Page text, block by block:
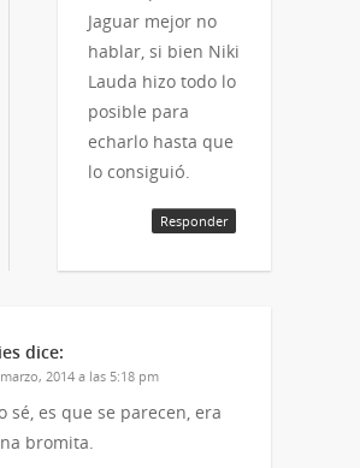
Jaguar mejor no
hablar, si bien Niki
Lauda hizo todo lo
posible para
echarlo hasta que
lo consiguió.
Responder
dice:
2014 a las 5:18 pm
sé, es que se parecen, era
bromita.